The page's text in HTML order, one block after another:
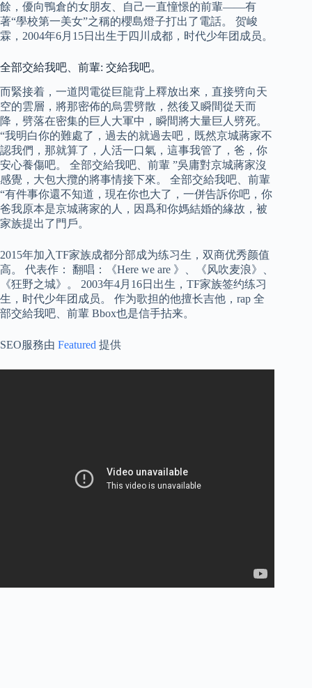
餘，優向鴨倉的女朋友、自己一直憧憬的前輩——有
著“學校第一美女”之稱的櫻島燈子打出了電話。 贺峻
霖，2004年6月15日出生于四川成都，时代少年团成员。
全部交給我吧、前輩: 交給我吧。
而緊接着，一道閃電從巨龍背上釋放出來，直接劈向天
空的雲層，將那密佈的烏雲劈散，然後又瞬間從天而
降，劈落在密集的巨人大軍中，瞬間將大量巨人劈死。
“我明白你的難處了，過去的就過去吧，既然京城蔣家不
認我們，那就算了，人活一口氣，這事我管了，爸，你
安心養傷吧。 全部交給我吧、前輩 ”吳庸對京城蔣家沒
感覺，大包大攬的將事情接下來。 全部交給我吧、前輩
“有件事你還不知道，現在你也大了，一併告訴你吧，你
爸我原本是京城蔣家的人，因爲和你媽結婚的緣故，被
家族提出了門戶。
2015年加入TF家族成都分部成为练习生，双商优秀颜值
高。 代表作： 翻唱：《Here we are 》、《风吹麦浪》、
《狂野之城》。 2003年4月16日出生，TF家族签约练习
生，时代少年团成员。 作为歌担的他擅长吉他，rap 全
部交給我吧、前輩 Bbox也是信手拈来。
SEO服務由 Featured 提供